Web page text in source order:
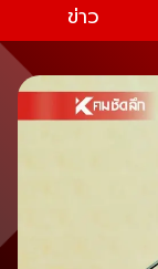
ข่าว